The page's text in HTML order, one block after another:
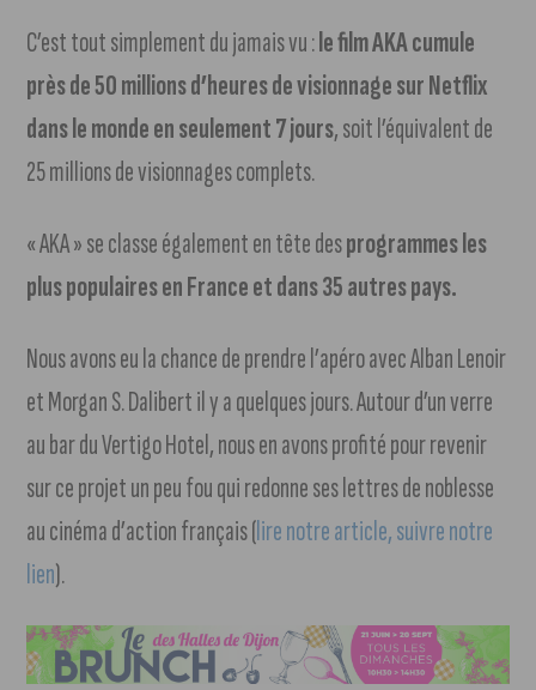
C’est tout simplement du jamais vu :le film AKA cumule
près de 50 millions d’heures de visionnage sur Netflix
dans le monde en seulement 7 jours, soit l’équivalent de
25 millions de visionnages complets.
« AKA » se classe également en tête desprogrammes les
plus populaires en France et dans 35 autres pays.
Nous avons eu la chance de prendre l’apéro avec Alban Lenoir
et Morgan S. Dalibert il y a quelques jours. Autour d’un verre
au bar du Vertigo Hotel, nous en avons profité pour revenir
sur ce projet un peu fou qui redonne ses lettres de noblesse
au cinéma d’action français (lire notre article, suivre notre
lien).